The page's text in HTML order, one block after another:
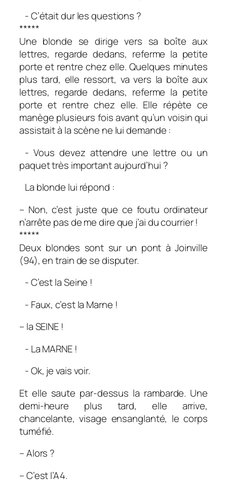
- C’était dur les questions ?
*****
Une blonde se dirige vers sa boîte aux
lettres, regarde dedans, referme la petite
porte et rentre chez elle. Quelques minutes
plus tard, elle ressort, va vers la boîte aux
lettres, regarde dedans, referme la petite
porte et rentre chez elle. Elle répète ce
manège plusieurs fois avant qu’un voisin qui
assistait à la scène ne lui demande :
- Vous devez attendre une lettre ou un
paquet très important aujourd’hui ?
La blonde lui répond :
– Non, c’est juste que ce foutu ordinateur
n’arrête pas de me dire que j’ai du courrier !
*****
Deux blondes sont sur un pont à Joinville
(94), en train de se disputer.
- C’est la Seine !
- Faux, c’est la Marne !
– la SEINE !
- La MARNE !
- Ok, je vais voir.
Et elle saute par-dessus la rambarde. Une
demi-heure plus tard, elle arrive,
chancelante, visage ensanglanté, le corps
tuméfié.
– Alors ?
– C’est l’A4.